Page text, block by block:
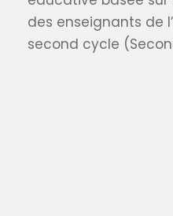
des enseignants de
second cycle